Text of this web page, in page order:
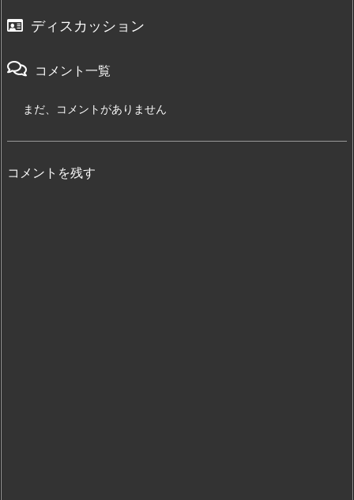
ディスカッション
コメント一覧
まだ、コメントがありません
コメントを残す